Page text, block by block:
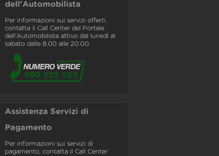
dell'Automobilista
Per informazioni sui servizi offerti,
contatta il Call Center del Portale
dell'Automobilista attivo dal lunedì al
sabato dalle 8.00 alle 20.00
Assistenza Servizi di
Pagamento
Per informazioni sui servizi di
pagamento, contatta il Call Center